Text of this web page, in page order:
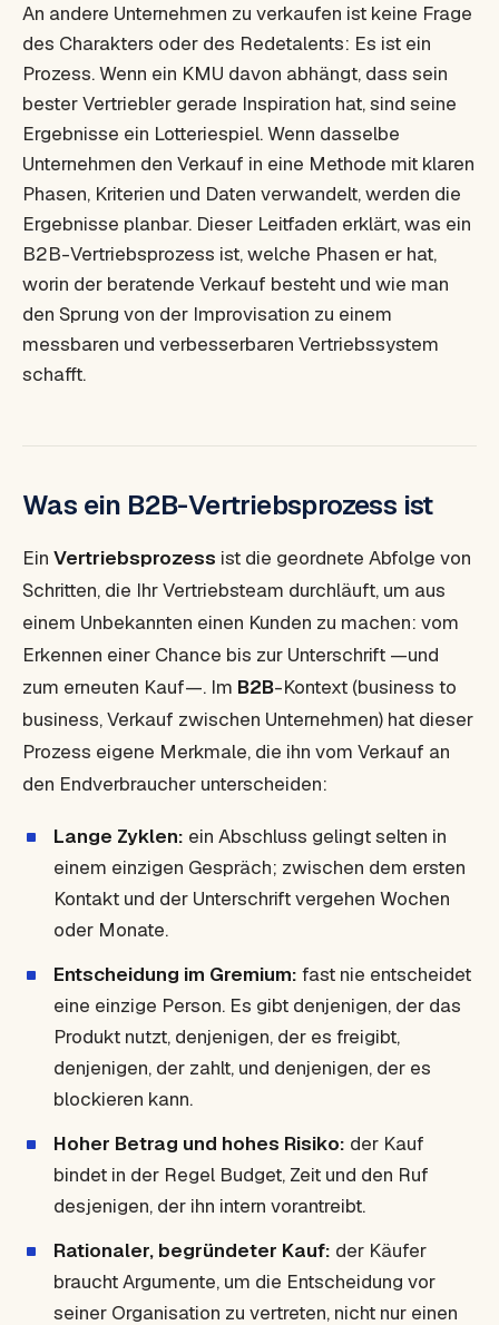
An andere Unternehmen zu verkaufen ist keine Frage
des Charakters oder des Redetalents: Es ist ein
Prozess. Wenn ein KMU davon abhängt, dass sein
bester Vertriebler gerade Inspiration hat, sind seine
Ergebnisse ein Lotteriespiel. Wenn dasselbe
Unternehmen den Verkauf in eine Methode mit klaren
Phasen, Kriterien und Daten verwandelt, werden die
Ergebnisse planbar. Dieser Leitfaden erklärt, was ein
B2B-Vertriebsprozess ist, welche Phasen er hat,
worin der beratende Verkauf besteht und wie man
den Sprung von der Improvisation zu einem
messbaren und verbesserbaren Vertriebssystem
schafft.
Was ein B2B-Vertriebsprozess ist
Ein Vertriebsprozess ist die geordnete Abfolge von
Schritten, die Ihr Vertriebsteam durchläuft, um aus
einem Unbekannten einen Kunden zu machen: vom
Erkennen einer Chance bis zur Unterschrift —und
zum erneuten Kauf—. Im B2B-Kontext (business to
business, Verkauf zwischen Unternehmen) hat dieser
Prozess eigene Merkmale, die ihn vom Verkauf an
den Endverbraucher unterscheiden:
Lange Zyklen: ein Abschluss gelingt selten in
einem einzigen Gespräch; zwischen dem ersten
Kontakt und der Unterschrift vergehen Wochen
oder Monate.
Entscheidung im Gremium: fast nie entscheidet
eine einzige Person. Es gibt denjenigen, der das
Produkt nutzt, denjenigen, der es freigibt,
denjenigen, der zahlt, und denjenigen, der es
blockieren kann.
Hoher Betrag und hohes Risiko: der Kauf
bindet in der Regel Budget, Zeit und den Ruf
desjenigen, der ihn intern vorantreibt.
Rationaler, begründeter Kauf: der Käufer
braucht Argumente, um die Entscheidung vor
seiner Organisation zu vertreten, nicht nur einen